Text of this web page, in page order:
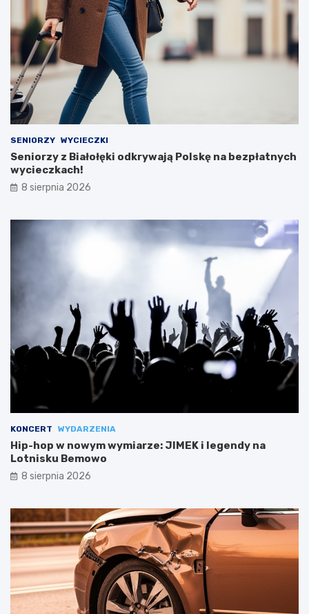
SENIORZY WYCIECZKI
Seniorzy z Białołęki odkrywają Polskę na bezpłatnych
wycieczkach!
8 sierpnia 2026
KONCERT WYDARZENIA
Hip-hop w nowym wymiarze: JIMEK i legendy na
Lotnisku Bemowo
8 sierpnia 2026